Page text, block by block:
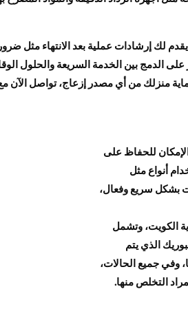
لك إرشادات عملية بعد الانتهاء مثل
الدمج بين الخدمة السريعة والحلول
منزلك من أي مصدر إزعاج، تواصل
للحفاظ على
أنواع مثل
بشكل سريع وفعال،
الكويت، وتشمل
الذي يتم
وفي جميع الحالات،
التخلص منها.